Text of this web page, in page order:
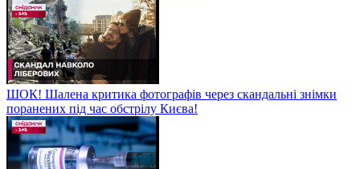
ШОК! Шалена критика фотографів через скандальні знімки
поранених під час обстрілу Києва!